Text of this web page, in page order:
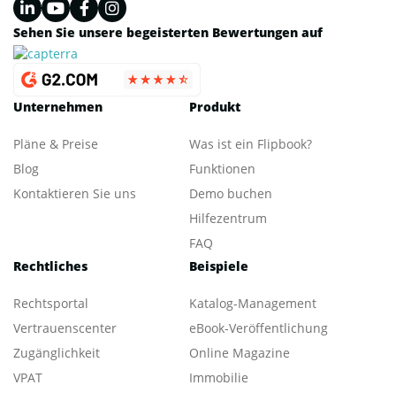
Sehen Sie unsere begeisterten Bewertungen auf
Unternehmen
Pläne & Preise
Blog
Kontaktieren Sie uns
Produkt
Was ist ein Flipbook?
Funktionen
Demo buchen
Hilfezentrum
FAQ
Rechtliches
Rechtsportal
Vertrauenscenter
Zugänglichkeit
VPAT
Beispiele
Katalog-Management
eBook-Veröffentlichung
Online Magazine
Immobilie